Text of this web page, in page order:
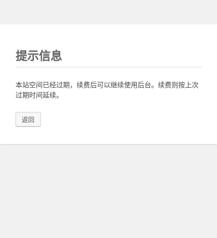
提示信息
本站空间已经过期，续费后可以继续使用后台。续费则按上次
过期时间延续。
返回